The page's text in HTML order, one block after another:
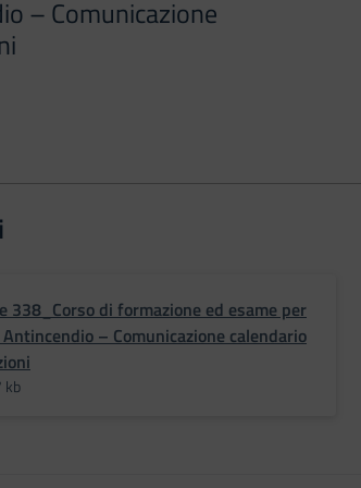
– Comunicazione
338_Corso di formazione ed esame per
– Comunicazione calendario
kb